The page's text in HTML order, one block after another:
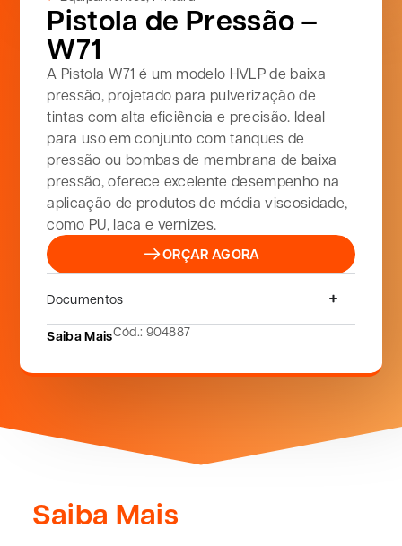
Pistola de Pressão –
W71
A Pistola W71 é um modelo HVLP de baixa
pressão, projetado para pulverização de
tintas com alta eficiência e precisão. Ideal
para uso em conjunto com tanques de
pressão ou bombas de membrana de baixa
pressão, oferece excelente desempenho na
aplicação de produtos de média viscosidade,
como PU, laca e vernizes.
ORÇAR AGORA
Documentos
Saiba MaisCód.: 904887
Saiba Mais